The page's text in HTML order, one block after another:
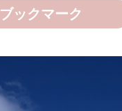
ブックマーク